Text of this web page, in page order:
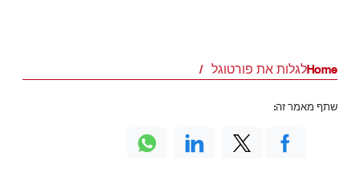
Homeלגלות את פורטוגל
שתף מאמר זה: